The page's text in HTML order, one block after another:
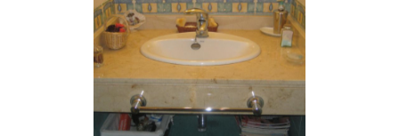
9
Encimeras